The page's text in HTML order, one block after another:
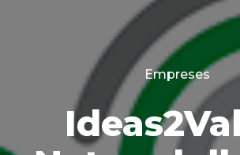
Empreses